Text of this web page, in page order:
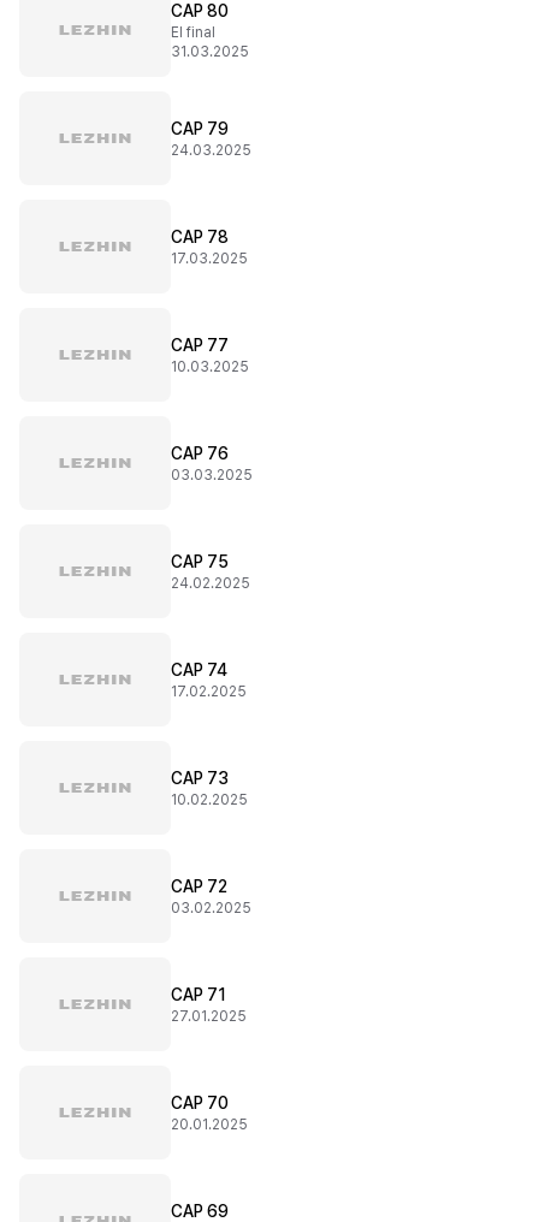
CAP 80
El final
31.03.2025
CAP 79
24.03.2025
CAP 78
17.03.2025
CAP 77
10.03.2025
CAP 76
03.03.2025
CAP 75
24.02.2025
CAP 74
17.02.2025
CAP 73
10.02.2025
CAP 72
03.02.2025
CAP 71
27.01.2025
CAP 70
20.01.2025
CAP 69